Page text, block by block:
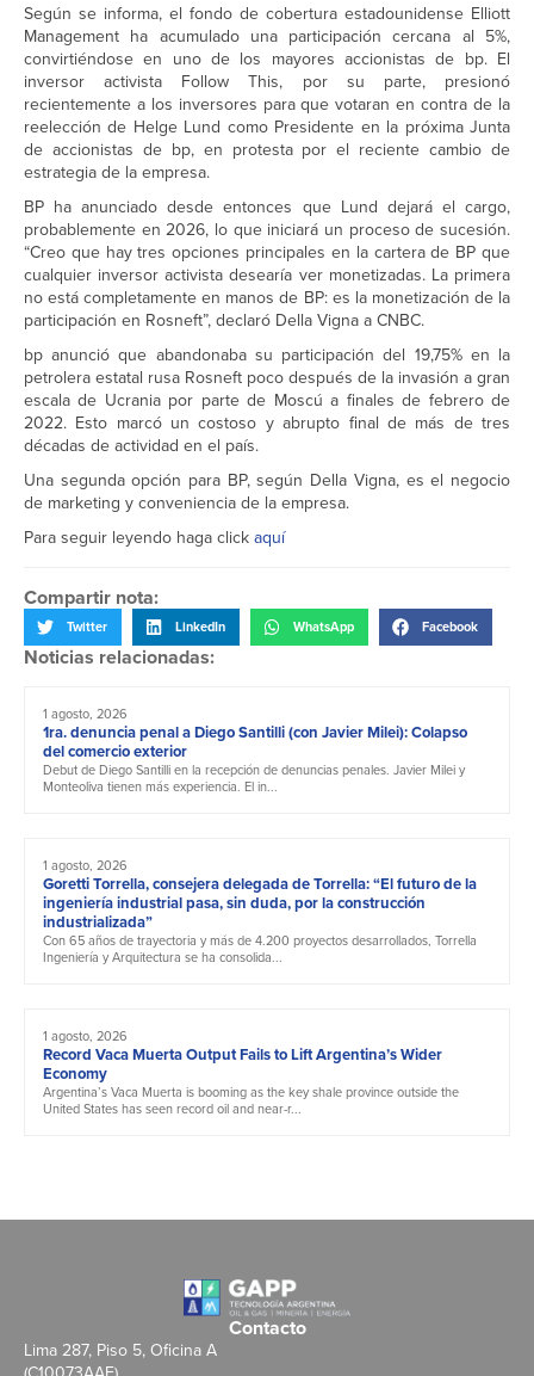
Según se informa, el fondo de cobertura estadounidense Elliott
Management ha acumulado una participación cercana al 5%,
convirtiéndose en uno de los mayores accionistas de bp. El
inversor activista Follow This, por su parte, presionó
recientemente a los inversores para que votaran en contra de la
reelección de Helge Lund como Presidente en la próxima Junta
de accionistas de bp, en protesta por el reciente cambio de
estrategia de la empresa.
BP ha anunciado desde entonces que Lund dejará el cargo,
probablemente en 2026, lo que iniciará un proceso de sucesión.
“Creo que hay tres opciones principales en la cartera de BP que
cualquier inversor activista desearía ver monetizadas. La primera
no está completamente en manos de BP: es la monetización de la
participación en Rosneft”, declaró Della Vigna a CNBC.
bp anunció que abandonaba su participación del 19,75% en la
petrolera estatal rusa Rosneft poco después de la invasión a gran
escala de Ucrania por parte de Moscú a finales de febrero de
2022. Esto marcó un costoso y abrupto final de más de tres
décadas de actividad en el país.
Una segunda opción para BP, según Della Vigna, es el negocio
de marketing y conveniencia de la empresa.
Para seguir leyendo haga click aquí
Compartir nota:
Twitter LinkedIn WhatsApp Facebook
Noticias relacionadas:
1 agosto, 2026
1ra. denuncia penal a Diego Santilli (con Javier Milei): Colapso
del comercio exterior
Debut de Diego Santilli en la recepción de denuncias penales. Javier Milei y
Monteoliva tienen más experiencia. El in...
1 agosto, 2026
Goretti Torrella, consejera delegada de Torrella: “El futuro de la
ingeniería industrial pasa, sin duda, por la construcción
industrializada”
Con 65 años de trayectoria y más de 4.200 proyectos desarrollados, Torrella
Ingeniería y Arquitectura se ha consolida...
1 agosto, 2026
Record Vaca Muerta Output Fails to Lift Argentina’s Wider
Economy
Argentina’s Vaca Muerta is booming as the key shale province outside the
United States has seen record oil and near-r...
Contacto
Lima 287, Piso 5, Oficina A